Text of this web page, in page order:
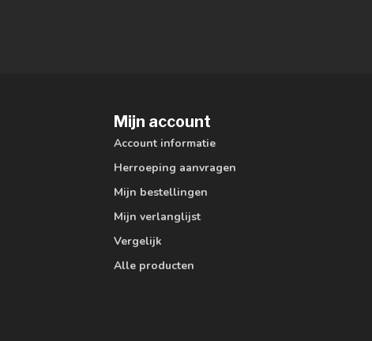
Mijn account
Account informatie
Herroeping aanvragen
Mijn bestellingen
Mijn verlanglijst
Vergelijk
Alle producten